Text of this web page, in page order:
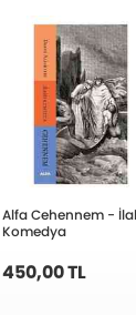
Alfa Cehennem -
Komedya
450,00 TL